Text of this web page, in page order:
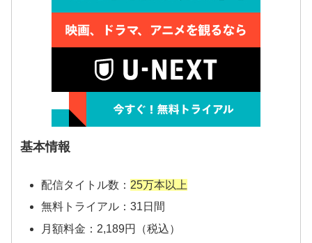
基本情報
配信タイトル数： 25万本以上
無料トライアル：31日間
月額料金：2,189円（税込）